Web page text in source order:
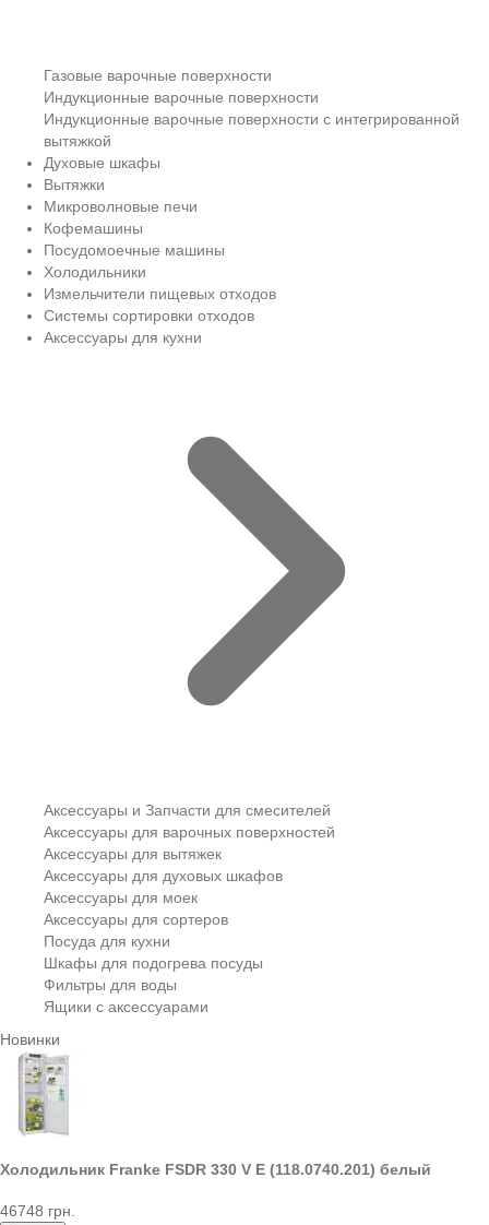
Газовые варочные поверхности
Индукционные варочные поверхности
Индукционные варочные поверхности с интегрированной
вытяжкой
Духовые шкафы
Вытяжки
Микроволновые печи
Кофемашины
Посудомоечные машины
Холодильники
Измельчители пищевых отходов
Системы сортировки отходов
Аксессуары для кухни
Аксессуары и Запчасти для смесителей
Аксессуары для варочных поверхностей
Аксессуары для вытяжек
Аксессуары для духовых шкафов
Аксессуары для моек
Аксессуары для сортеров
Посуда для кухни
Шкафы для подогрева посуды
Фильтры для воды
Ящики с аксессуарами
Новинки
Холодильник Franke FSDR 330 V E (118.0740.201) белый
46748 грн.